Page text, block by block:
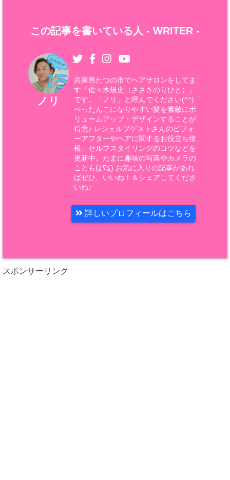
この記事を書いている人 - WRITER -
ノリ
兵庫県たつの市でヘアサロンをしてま
す「佐々木規史（ささきのりひと）」
です。「ノリ」と呼んでください(^^)
ぺったんこになりやすい髪を素敵にボ
リュームアップ・デザインすることが
得意♪ レシェルブゲストさんのビフォ
ーアフターやヘアに関するお役立ち情
報、セルフスタイリングのコツなどを
更新中。たまに趣味の写真やカメラの
ことも(≧∇≦) お気に入りの記事があれ
ばぜひ、いいね！＆シェアしてくださ
いね♪
詳しいプロフィールはこちら
スポンサーリンク